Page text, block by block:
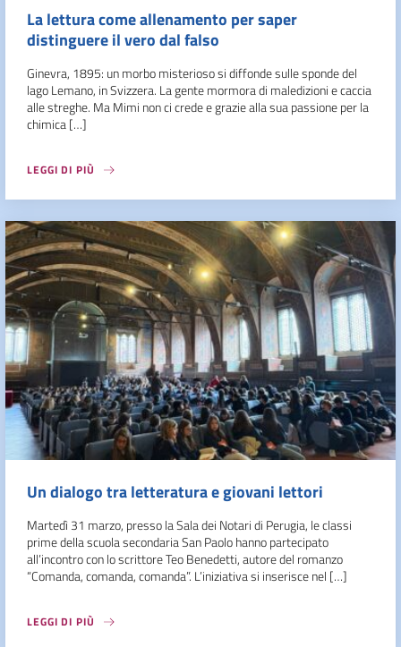
La lettura come allenamento per saper
distinguere il vero dal falso
Ginevra, 1895: un morbo misterioso si diffonde sulle sponde del
lago Lemano, in Svizzera. La gente mormora di maledizioni e caccia
alle streghe. Ma Mimi non ci crede e grazie alla sua passione per la
chimica […]
LEGGI DI PIÙ
Un dialogo tra letteratura e giovani lettori
Martedì 31 marzo, presso la Sala dei Notari di Perugia, le classi
prime della scuola secondaria San Paolo hanno partecipato
all’incontro con lo scrittore Teo Benedetti, autore del romanzo
“Comanda, comanda, comanda”. L’iniziativa si inserisce nel […]
LEGGI DI PIÙ